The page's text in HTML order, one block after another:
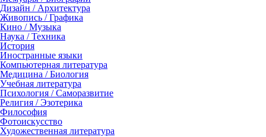
Дизайн / Архитектура
Живопись / Графика
Кино / Музыка
Наука / Техника
История
Иностранные языки
Компьютерная литература
Медицина / Биология
Учебная литература
Психология / Саморазвитие
Религия / Эзотерика
Философия
Фотоискусство
Художественная литература